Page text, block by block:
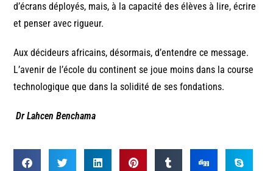
d’écrans déployés, mais, à la capacité des élèves à lire, écrire
et penser avec rigueur.
Aux décideurs africains, désormais, d’entendre ce message.
L’avenir de l’école du continent se joue moins dans la course
technologique que dans la solidité de ses fondations.
Dr Lahcen Benchama